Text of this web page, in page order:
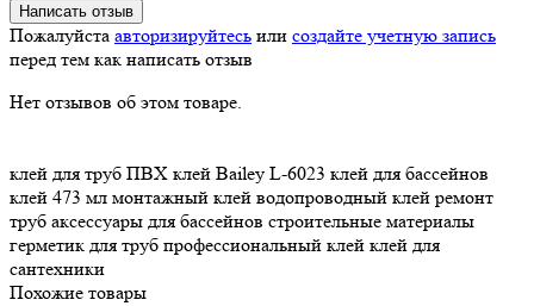
Написать отзыв
Пожалуйста авторизируйтесь или создайте учетную запись
перед тем как написать отзыв
Нет отзывов об этом товаре.
клей для труб ПВХ клей Bailey L-6023 клей для бассейнов
клей 473 мл монтажный клей водопроводный клей ремонт
труб аксессуары для бассейнов строительные материалы
герметик для труб профессиональный клей клей для
сантехники
Похожие товары